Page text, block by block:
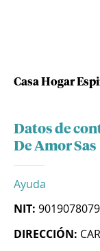
Casa Hogar
Datos de
De Amor Sas
Ayuda
NIT: 9019078079
DIRECCIÓN: